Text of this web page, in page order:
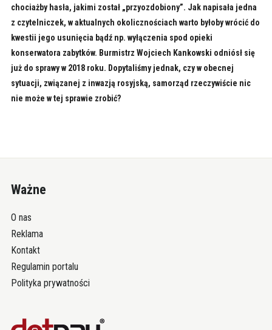
chociażby hasła, jakimi został „przyozdobiony”. Jak napisała jedna
z czytelniczek, w aktualnych okolicznościach warto byłoby wrócić do
kwestii jego usunięcia bądź np. wyłączenia spod opieki
konserwatora zabytków. Burmistrz Wojciech Kankowski odniósł się
już do sprawy w 2018 roku. Dopytaliśmy jednak, czy w obecnej
sytuacji, związanej z inwazją rosyjską, samorząd rzeczywiście nic
nie może w tej sprawie zrobić?
Ważne
O nas
Reklama
Kontakt
Regulamin portalu
Polityka prywatności